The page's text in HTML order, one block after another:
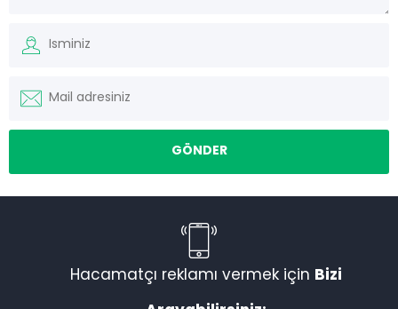
Hacamatçı reklamı vermek için Bizi